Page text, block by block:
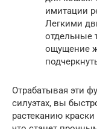
имитации
Легкими
отдельные
ощущение
Отрабатывая эти
силуэтах, вы
растеканию